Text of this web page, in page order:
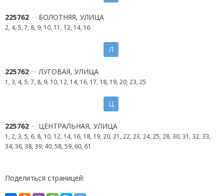
225762 БОЛОТНЯЯ, УЛИЦА
2, 4, 5, 7, 8, 9, 10, 11, 12, 14, 16
Л
225762 ЛУГОВАЯ, УЛИЦА
1, 3, 4, 5, 7, 8, 9, 10, 12, 14, 16, 17, 18, 19, 20, 23, 25
Ц
225762 ЦЕНТРАЛЬНАЯ, УЛИЦА
1, 2, 3, 5, 6, 8, 10, 12, 14, 16, 18, 19, 20, 21, 22, 23, 24, 25, 28, 30, 31, 32, 33,
34, 36, 38, 39, 40, 58, 59, 60, 61
Поделиться страницей: